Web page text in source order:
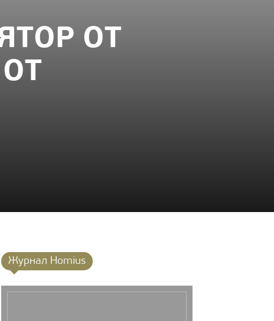
ОТ
Журнал Homius